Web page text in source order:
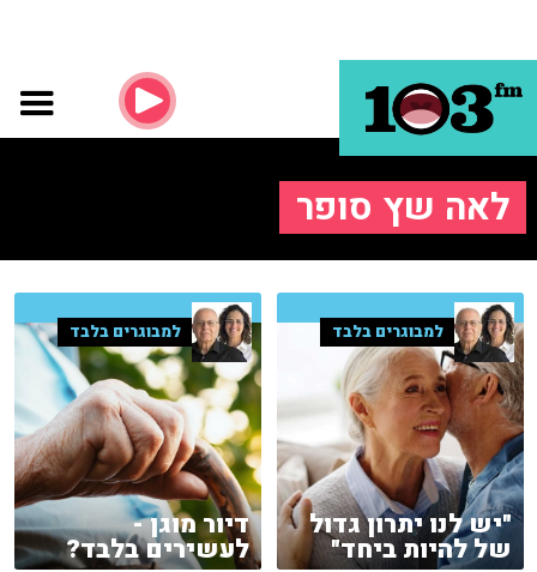
לאה שץ סופר
למבוגרים בלבד
"יש לנו יתרון גדול
של להיות ביחד"
למבוגרים בלבד
דיור מוגן -
לעשירים בלבד?